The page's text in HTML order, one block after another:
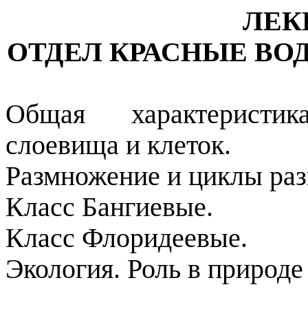
ОТДЕЛ КРАСНЫЕ
Общая
слоевища и клеток.
Размножение и циклы
Класс Бангиевые.
Класс Флоридеевые.
Экология. Роль в